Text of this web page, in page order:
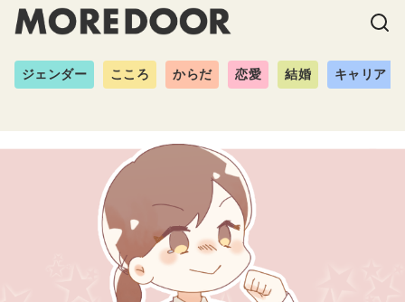
ジェンダー こころ からだ 恋愛 結婚 キャリア